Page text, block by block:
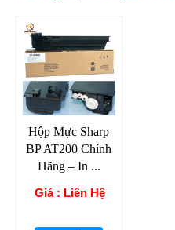
Hộp Mực Sharp
BP AT200 Chính
Hãng – In ...
Giá : Liên Hệ